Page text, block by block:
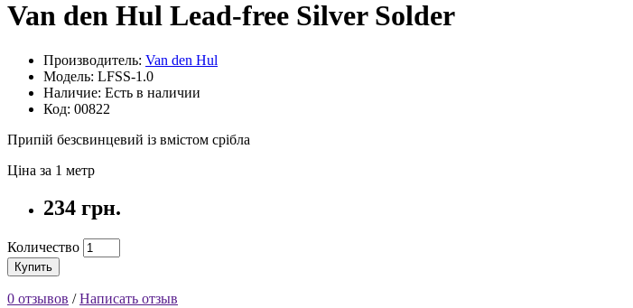
Van den Hul Lead-free Silver Solder
Производитель: Van den Hul
Модель: LFSS-1.0
Наличие: Есть в наличии
Код: 00822
Припій безсвинцевий із вмістом срібла
Ціна за 1 метр
234 грн.
Количество
Купить
0 отзывов /Написать отзыв